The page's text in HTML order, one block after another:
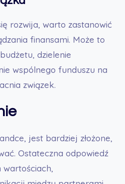
rozwija, warto zastanowić
finansami. Może to
dzielenie
wspólnego funduszu na
związek.
jest bardziej złożone,
Ostateczna odpowiedź